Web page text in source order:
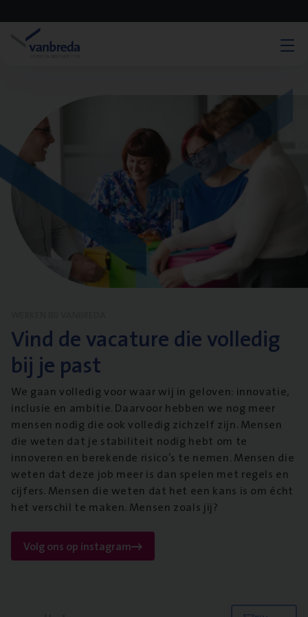
Vind de vacature die volledig
bij je past
We gaan volledig voor waar wij in geloven: innovatie,
inclusie en ambitie. Daarvoor hebben we nog meer
mensen nodig die ook volledig zichzelf zijn. Mensen
die weten dat je stabiliteit nodig hebt om te
innoveren en berekende risico’s te nemen. Mensen die
weten dat deze job meer is dan spelen met regels en
cijfers. Mensen die weten dat het een kans is om écht
het verschil te maken. Mensen zoals jij?
Volg ons op instagram